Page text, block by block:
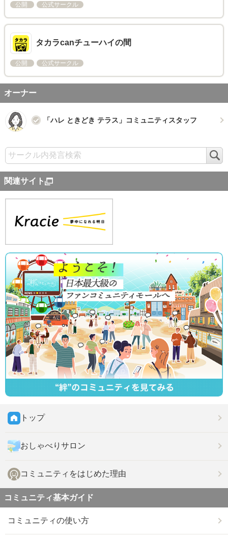
公開 公式サークル
タカラcanチューハイの間
公開 公式サークル
オーナー
「ハレ ときどき テラス」コミュニティスタッフ
索
関連サイト
トップ
おしゃべりサロン
コミュニティをはじめた理由
コミュニティ基本ガイド
コミュニティの使い方